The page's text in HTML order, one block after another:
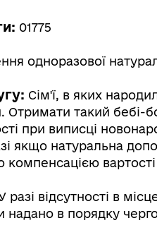
01775
одноразової
Сім'ї, в яких
Отримати такий бебі-
при виписці
якщо натуральна
разі відсутності в
в порядку